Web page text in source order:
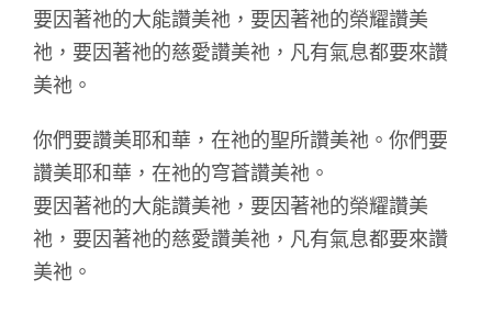
要因著祂的大能讚美祂，要因著祂的榮耀讚美
祂，要因著祂的慈愛讚美祂，凡有氣息都要來讚
美祂。
你們要讚美耶和華，在祂的聖所讚美祂。你們要
讚美耶和華，在祂的穹蒼讚美祂。
要因著祂的大能讚美祂，要因著祂的榮耀讚美
祂，要因著祂的慈愛讚美祂，凡有氣息都要來讚
美祂。